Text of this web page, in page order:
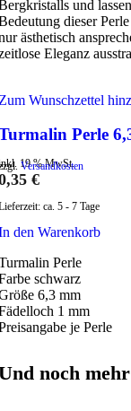
und
dieser
ästhetisch
Eleganz
Wunschzettel
Perle
19 % MwSt.
Versandkosten
€
ca. 5 - 7 Tage
den Warenkorb
Perle
schwarz
6,3 mm
1 mm
je Perle
noch